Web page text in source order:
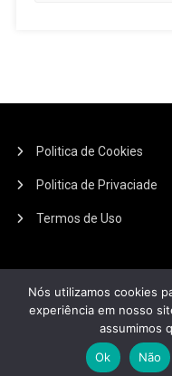
Politica de Cookies
Politica de Privaciade
Termos de Uso
Telefone: 42-
Theme:
Nós utilizamos cookies
experiência em nosso
assumimos
Ok
Não